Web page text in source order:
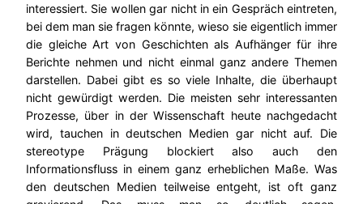
interessiert. Sie wollen gar nicht in ein Gespräch eintreten,
bei dem man sie fragen könnte, wieso sie eigentlich immer
die gleiche Art von Geschichten als Aufhänger für ihre
Berichte nehmen und nicht einmal ganz andere Themen
darstellen. Dabei gibt es so viele Inhalte, die überhaupt
nicht gewürdigt werden. Die meisten sehr interessanten
Prozesse, über in der Wissenschaft heute nachgedacht
wird, tauchen in deutschen Medien gar nicht auf. Die
stereotype Prägung blockiert also auch den
Informationsfluss in einem ganz erheblichen Maße. Was
den deutschen Medien teilweise entgeht, ist oft ganz